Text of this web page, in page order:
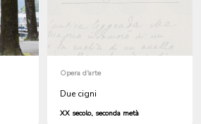
Opera d'arte
Due cigni
XX secolo, seconda metà